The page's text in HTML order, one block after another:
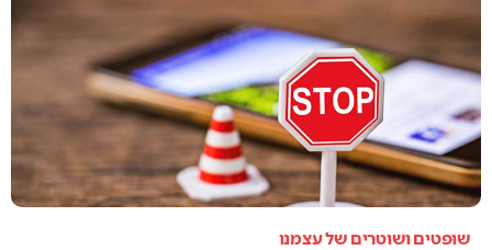
שופטים ושוטרים של עצמנו